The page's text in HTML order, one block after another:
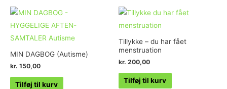
af
5
MIN DAGBOG (Autisme)
kr. 150,00
Tilføj til kurv
Tillykke – du har fået
menstruation
kr. 200,00
Tilføj til kurv